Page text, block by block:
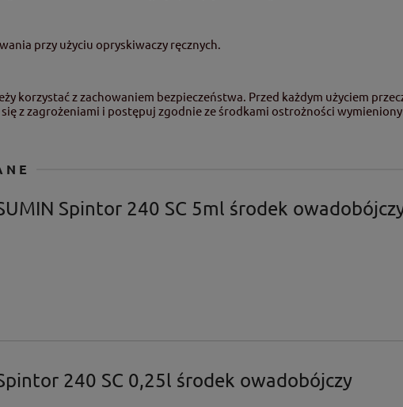
przy użyciu opryskiwaczy ręcznych.
korzystać z zachowaniem bezpieczeństwa. Przed każdym użyciem
z zagrożeniami i postępuj zgodnie ze środkami ostrożności
Spintor 240 SC 5ml środek
240 SC 0,25l środek owadobójczy